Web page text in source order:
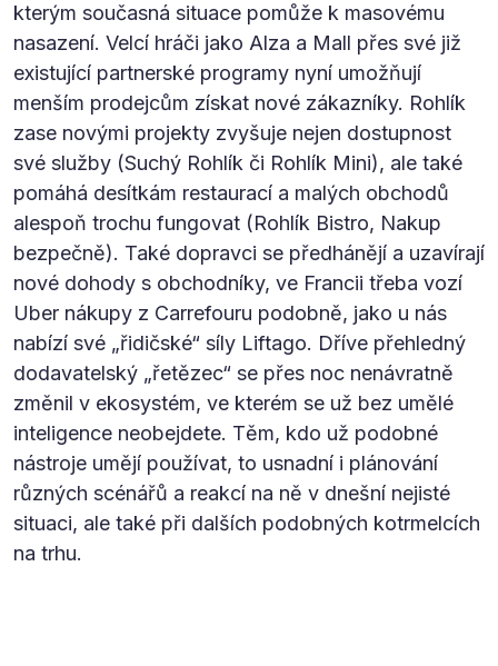
kterým současná situace pomůže k masovému
nasazení. Velcí hráči jako Alza a Mall přes své již
existující partnerské programy nyní umožňují
menším prodejcům získat nové zákazníky. Rohlík
zase novými projekty zvyšuje nejen dostupnost
své služby (Suchý Rohlík či Rohlík Mini), ale také
pomáhá desítkám restaurací a malých obchodů
alespoň trochu fungovat (Rohlík Bistro, Nakup
bezpečně). Také dopravci se předhánějí a uzavírají
nové dohody s obchodníky, ve Francii třeba vozí
Uber nákupy z Carrefouru podobně, jako u nás
nabízí své „řidičské“ síly Liftago. Dříve přehledný
dodavatelský „řetězec“ se přes noc nenávratně
změnil v ekosystém, ve kterém se už bez umělé
inteligence neobejdete. Těm, kdo už podobné
nástroje umějí používat, to usnadní i plánování
různých scénářů a reakcí na ně v dnešní nejisté
situaci, ale také při dalších podobných kotrmelcích
na trhu.